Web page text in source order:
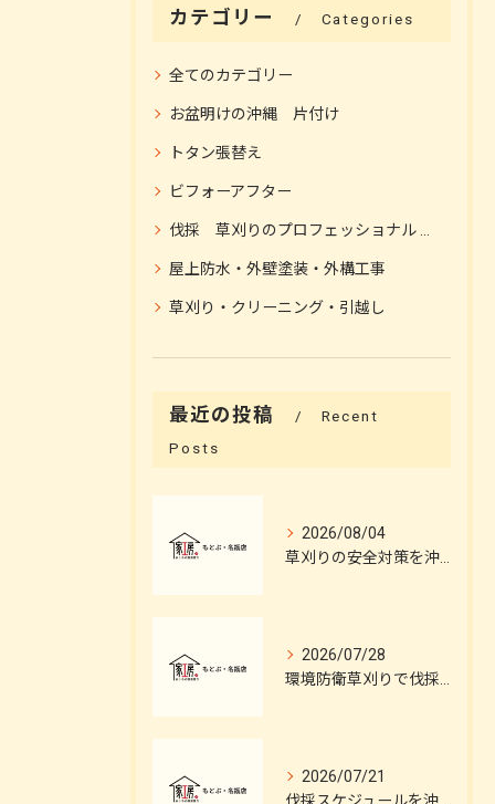
カテゴリー Categories
全てのカテゴリー
お盆明けの沖縄 片付け
トタン張替え
ビフォーアフター
伐採 草刈りのプロフェッショナル 伐採施工
屋上防水・外壁塗装・外構工事
草刈り・クリーニング・引越し
最近の投稿
Recent
Posts
2026/08/04
2026/07/28
2026/07/21